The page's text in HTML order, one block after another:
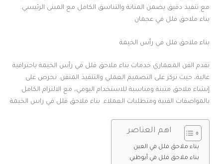
مع تنفيذ دقيق يضمن المتانة والتناسق الكامل مع المبنى الرئيسي.
بناء ملاحق فلل في عجمان
بناء ملاحق فلل في رأس الخيمة
تقدم الفن المعماري خدمات بناء ملاحق فلل في رأس الخيمة باحترافية
عالية، حيث نركز على التصميم العملي والتنفيذ المتقن. نحرص على
إنشاء ملاحق متينة ومناسبة للاستخدام اليومي، مع الالتزام الكامل
بالمواصفات الفنية ومتطلبات العملاء. بناء ملاحق فلل في راس الخيمة
اهم العناصر
بناء ملاحق فلل في العين
بناء ملاحق فلل في أبوظبي